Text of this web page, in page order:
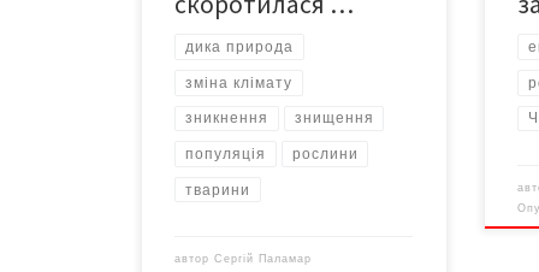
дика природа
зміна клімату
зникнення знищення
популяція рослини
тварини
авторСергій Паламар